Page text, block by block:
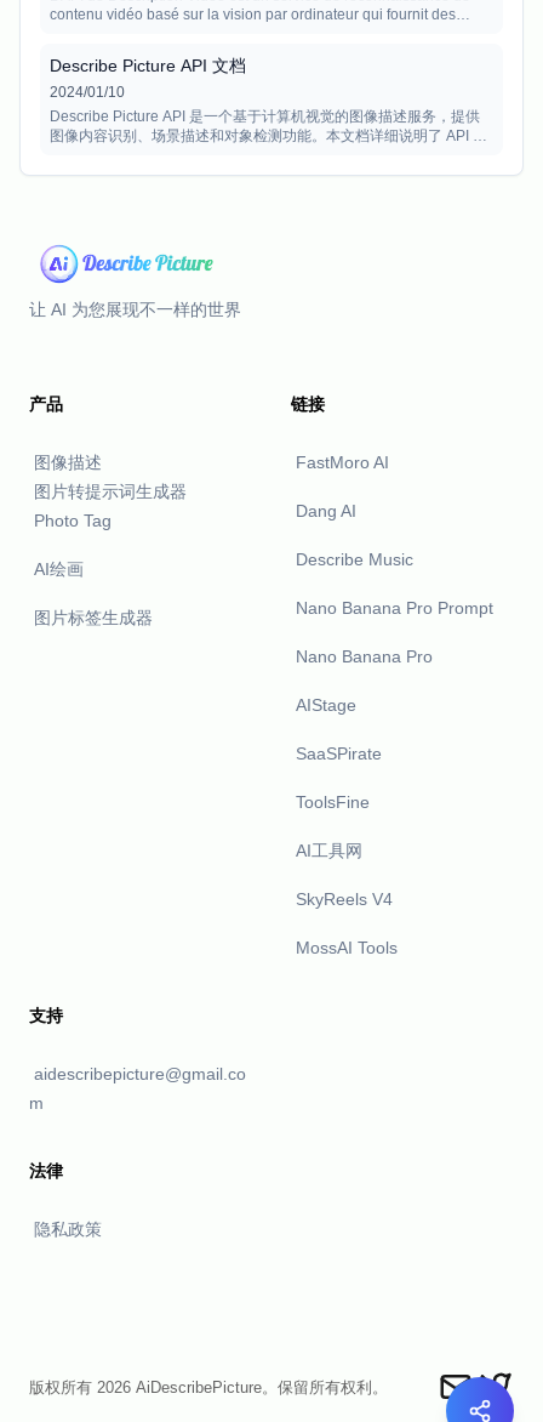
contenu vidéo basé sur la vision par ordinateur qui fournit des
scènes. Cette documentation détaille l'utilisation de l'API, la
configuration des paramètres et les exemples de code.
Describe Picture API 文档
2024/01/10
Describe Picture API 是一个基于计算机视觉的图像描述服务，提供
图像内容识别、场景描述和对象检测功能。本文档详细说明了 API 的
让 AI 为您展现不一样的世界
产品
图像描述
图片转提示词生成器
Photo Tag
AI绘画
图片标签生成器
链接
FastMoro AI
Dang AI
Describe Music
Nano Banana Pro Prompt
Nano Banana Pro
AIStage
SaaSPirate
ToolsFine
AI工具网
SkyReels V4
MossAI Tools
支持
aidescribepicture@gmail.co
m
法律
隐私政策
版权所有 2026 AiDescribePicture。保留所有权利。
Send an